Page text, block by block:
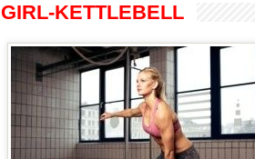
GIRL-KETTLEBELL